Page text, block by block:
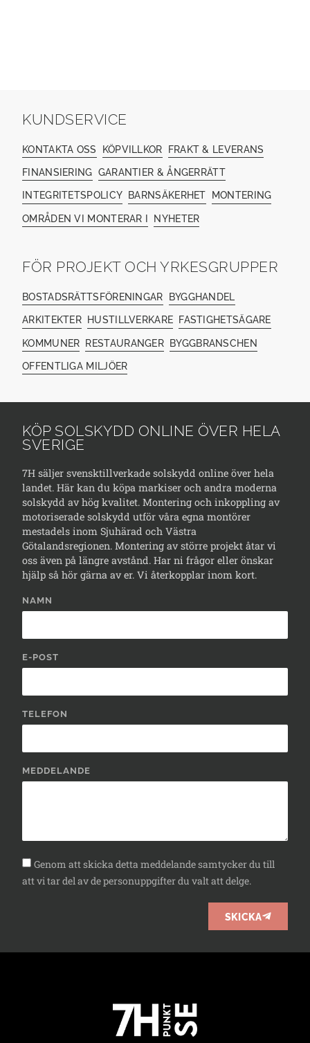
KUNDSERVICE
KONTAKTA OSS KÖPVILLKOR FRAKT & LEVERANS
FINANSIERING GARANTIER & ÅNGERRÄTT
INTEGRITETSPOLICY BARNSÄKERHET MONTERING
OMRÅDEN VI MONTERAR I NYHETER
FÖR PROJEKT OCH YRKESGRUPPER
BOSTADSRÄTTSFÖRENINGAR BYGGHANDEL
ARKITEKTER HUSTILLVERKARE FASTIGHETSÄGARE
KOMMUNER RESTAURANGER BYGGBRANSCHEN
OFFENTLIGA MILJÖER
KÖP SOLSKYDD ONLINE ÖVER HELA
SVERIGE
7H säljer svensktillverkade solskydd online över hela
landet. Här kan du köpa markiser och andra moderna
solskydd av hög kvalitet. Montering och inkoppling av
motoriserade solskydd utför våra egna montörer
mestadels inom Sjuhärad och Västra
Götalandsregionen. Montering av större projekt åtar vi
oss även på längre avstånd. Har ni frågor eller önskar
hjälp så hör gärna av er. Vi återkopplar inom kort.
NAMN
E-POST
TELEFON
MEDDELANDE
Genom att skicka detta meddelande samtycker du till
att vi tar del av de personuppgifter du valt att delge.
SKICKA